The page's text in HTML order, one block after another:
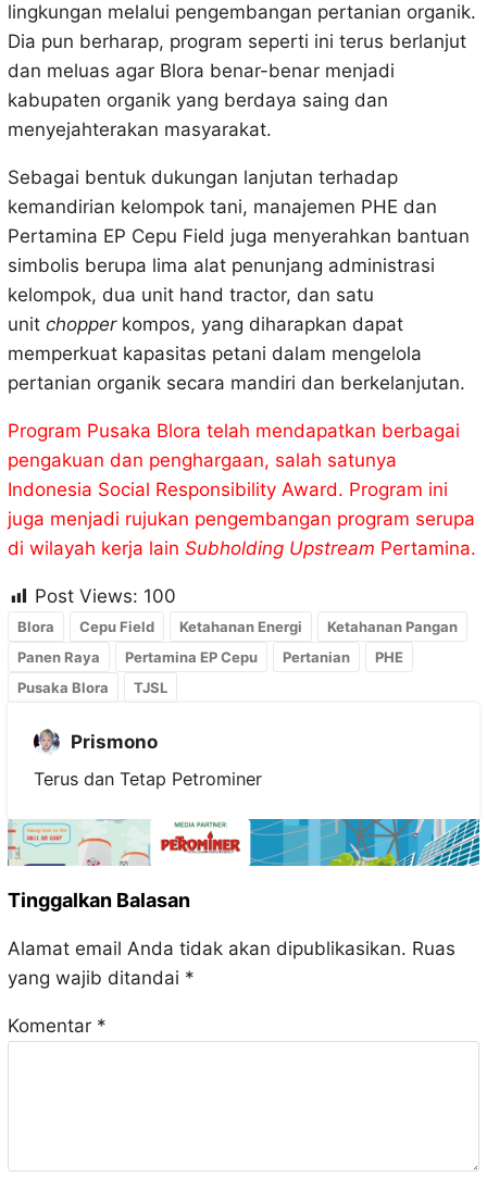
lingkungan melalui pengembangan pertanian organik.
Dia pun berharap, program seperti ini terus berlanjut
dan meluas agar Blora benar-benar menjadi
kabupaten organik yang berdaya saing dan
menyejahterakan masyarakat.
Sebagai bentuk dukungan lanjutan terhadap
kemandirian kelompok tani, manajemen PHE dan
Pertamina EP Cepu Field juga menyerahkan bantuan
simbolis berupa lima alat penunjang administrasi
kelompok, dua unit hand tractor, dan satu
unit chopperkompos, yang diharapkan dapat
memperkuat kapasitas petani dalam mengelola
pertanian organik secara mandiri dan berkelanjutan.
Program Pusaka Blora telah mendapatkan berbagai
pengakuan dan penghargaan, salah satunya
Indonesia Social Responsibility Award. Program ini
juga menjadi rujukan pengembangan program serupa
di wilayah kerja lain Subholding Upstream Pertamina.
Post Views: 100
Blora Cepu Field Ketahanan Energi
Ketahanan Pangan
Panen Raya
Pertamina EP Cepu Pertanian
PHE
Pusaka Blora
TJSL
Prismono
Terus dan Tetap Petrominer
Tinggalkan Balasan
Alamat email Anda tidak akan dipublikasikan. Ruas
yang wajib ditandai *
Komentar *